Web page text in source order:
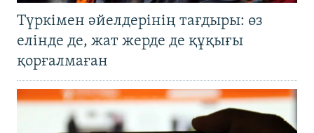
Түркімен әйелдерінің тағдыры: өз
елінде де, жат жерде де құқығы
қорғалмаған